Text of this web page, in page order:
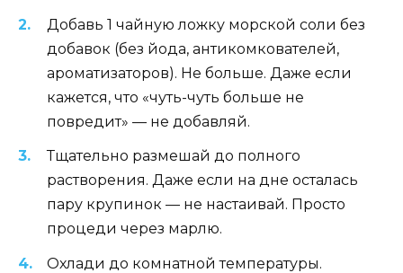
Добавь 1 чайную ложку морской соли без
добавок (без йода, антикомкователей,
ароматизаторов). Не больше. Даже если
кажется, что «чуть-чуть больше не
повредит» — не добавляй.
Тщательно размешай до полного
растворения. Даже если на дне осталась
пару крупинок — не настаивай. Просто
процеди через марлю.
Охлади до комнатной температуры.